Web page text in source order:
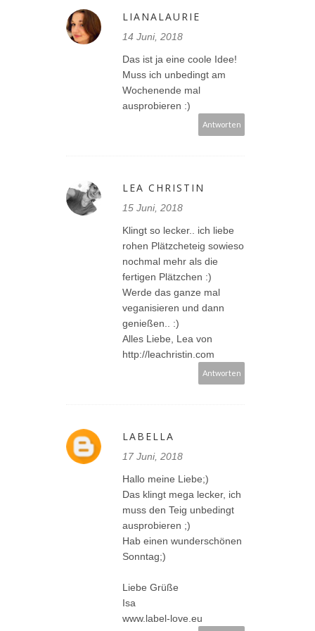
LIANALAURIE
14 Juni, 2018
Das ist ja eine coole Idee!
Muss ich unbedingt am
Wochenende mal
ausprobieren :)
Antworten
LEA CHRISTIN
15 Juni, 2018
Klingt so lecker.. ich liebe
rohen Plätzcheteig sowieso
nochmal mehr als die
fertigen Plätzchen :)
Werde das ganze mal
veganisieren und dann
genießen.. :)
Alles Liebe, Lea von
http://leachristin.com
Antworten
LABELLA
17 Juni, 2018
Hallo meine Liebe;)
Das klingt mega lecker, ich
muss den Teig unbedingt
ausprobieren ;)
Hab einen wunderschönen
Sonntag;)
Liebe Grüße
Isa
www.label-love.eu